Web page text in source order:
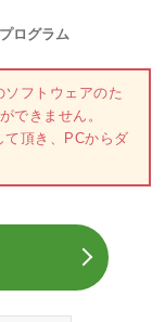
ログラム
フトウェアのた
できません。
て頂き、PCからダ